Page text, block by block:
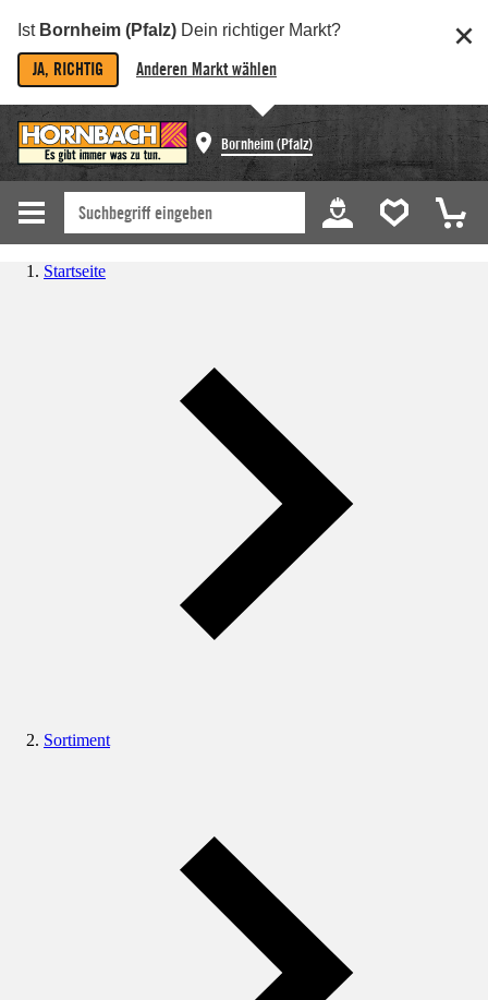
Ist Bornheim (Pfalz) Dein richtiger Markt?
JA, RICHTIG Anderen Markt wählen
Bornheim (Pfalz)
Startseite
Sortiment